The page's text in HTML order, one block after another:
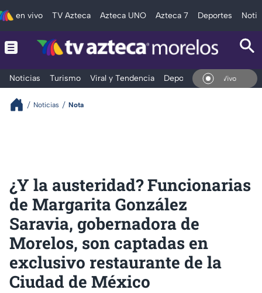
en vivo TV Azteca Azteca UNO Azteca 7 Deportes
Noticias Turismo Viral y Tendencia Deportes Espectáculos
En Vivo
Noticias Nota
¿Y la austeridad? Funcionarias
de Margarita González
Saravia, gobernadora de
Morelos, son captadas en
exclusivo restaurante de la
Ciudad de México